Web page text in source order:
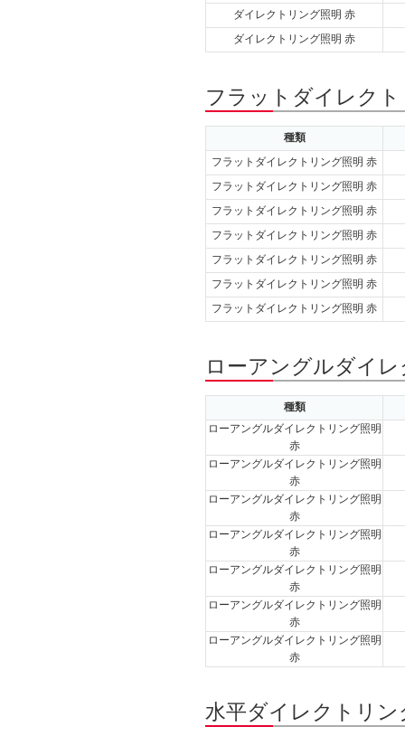
ダイレクトリング照明 赤
ダイレクトリング照明 赤
フラットダイレク
種類
フラットダイレクトリング照明 赤
フラットダイレクトリング照明 赤
フラットダイレクトリング照明 赤
フラットダイレクトリング照明 赤
フラットダイレクトリング照明 赤
フラットダイレクトリング照明 赤
フラットダイレクトリング照明 赤
ローアングルダイ
種類
ローアングルダイレクトリング照明
赤
ローアングルダイレクトリング照明
赤
ローアングルダイレクトリング照明
赤
ローアングルダイレクトリング照明
赤
ローアングルダイレクトリング照明
赤
ローアングルダイレクトリング照明
赤
ローアングルダイレクトリング照明
赤
水平ダイレクトリ